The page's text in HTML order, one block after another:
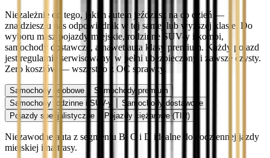
Niezależnie od tego, jakim autem jeździisz na co dzień —
znajdziesz u nas odpowiednik w tej samej lub wyższej klasie. Do
wyboru masz pojazdy miejskie, rodzinne SUV-y i kombi,
samochody dostawcze, a nawet auta klasy premium. Każdy pojazd
jest regularnie serwisowany, w pełni ubezpieczony i zawsze czysty.
Zero kosztów — wszystko z OC sprawcy.
Samochody osobowe
Samochody premium
Samochody rodzinne i SUV-y
Samochody dostawcze
Pojazdy specjalistyczne
Pojazdy ciężarowe (TIR)
Niezawodne auta z segmentu B, C i D idealne do codziennej jazdy
miejskiej i na trasy.